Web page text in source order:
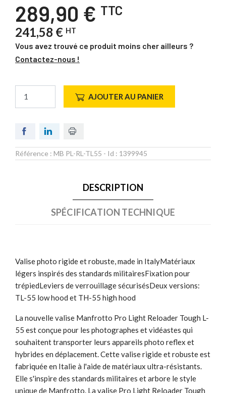
289,90 € TTC
241,58 € HT
Vous avez trouvé ce produit moins cher ailleurs ?
Contactez-nous !
AJOUTER AU PANIER
Référence : MB PL-RL-TL55 - Id : 1399945
DESCRIPTION
SPÉCIFICATION TECHNIQUE
Valise photo rigide et robuste, made in ItalyMatériaux
légers inspirés des standards militairesFixation pour
trépiedLeviers de verrouillage sécurisésDeux versions:
TL-55 low hood et TH-55 high hood
La nouvelle valise Manfrotto Pro Light Reloader Tough L-
55 est conçue pour les photographes et vidéastes qui
souhaitent transporter leurs appareils photo reflex et
hybrides en déplacement. Cette valise rigide et robuste est
fabriquée en Italie à l'aide de matériaux ultra-résistants.
Elle s'inspire des standards militaires et arbore le style
unique de Manfrotto. La valise Pro Light Reloader Tough